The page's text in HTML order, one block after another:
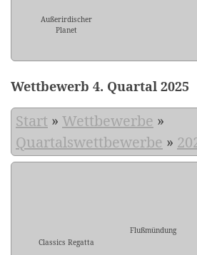
Außerirdischer
Planet
Wettbewerb 4. Quartal 2025
Start » Wettbewerbe »
Quartalswettbewerbe »
Classics Regatta
Flußmündung